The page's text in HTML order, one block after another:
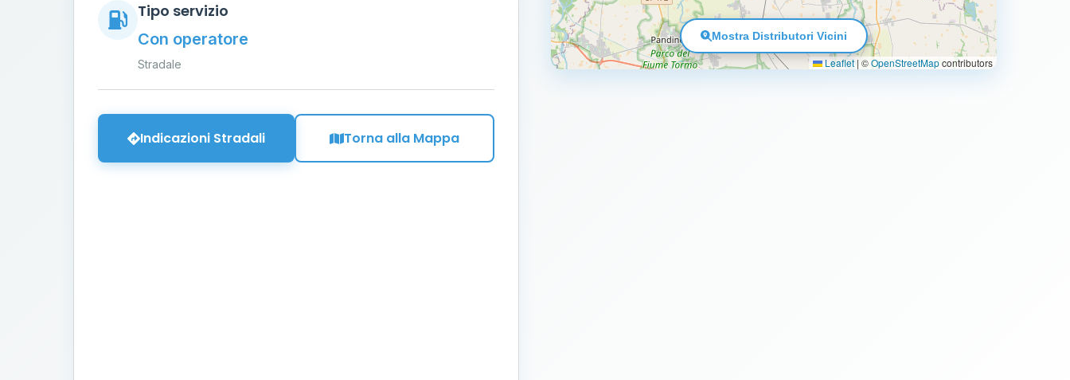
Tipo servizio
Con operatore
Stradale
Indicazioni Stradali Torna alla Mappa
Leaflet | ©OpenStreetMapcontributors
Mostra Distributori Vicini